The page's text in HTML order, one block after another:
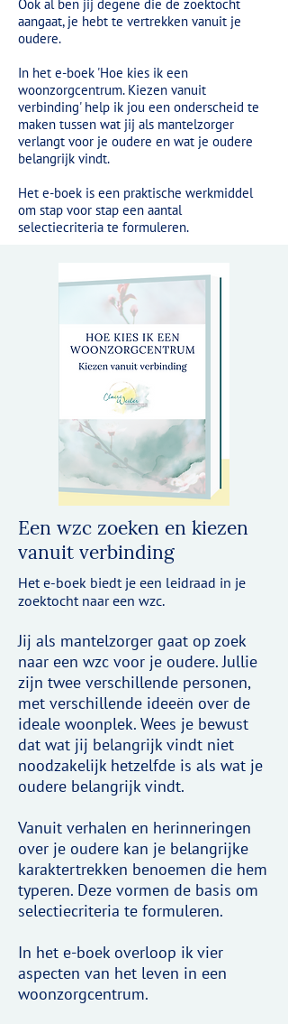
Ook al ben jij degene die de zoektocht
aangaat, je hebt te vertrekken vanuit je
oudere.
In het e-boek 'Hoe kies ik een
woonzorgcentrum. Kiezen vanuit
verbinding' help ik jou een onderscheid te
maken tussen wat jij als mantelzorger
verlangt voor je oudere en wat je oudere
belangrijk vindt.
Het e-boek is een praktische werkmiddel
om stap voor stap een aantal
selectiecriteria te formuleren.
Een wzc zoeken en kiezen
vanuit verbinding
Het e-boek biedt je een leidraad in je
zoektocht naar een wzc.
Jij als mantelzorger gaat op zoek
naar een wzc voor je oudere. Jullie
zijn twee verschillende personen,
met verschillende ideeën over de
ideale woonplek. Wees je bewust
dat wat jij belangrijk vindt niet
noodzakelijk hetzelfde is als wat je
oudere belangrijk vindt.
Vanuit verhalen en herinneringen
over je oudere kan je belangrijke
karaktertrekken benoemen die hem
typeren. Deze vormen de basis om
selectiecriteria te formuleren.
In het e-boek overloop ik vier
aspecten van het leven in een
woonzorgcentrum.